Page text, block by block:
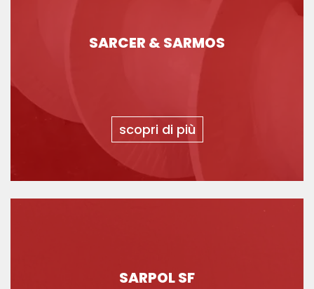
SARCER & SARMOS
scopri di più
SARPOL SF